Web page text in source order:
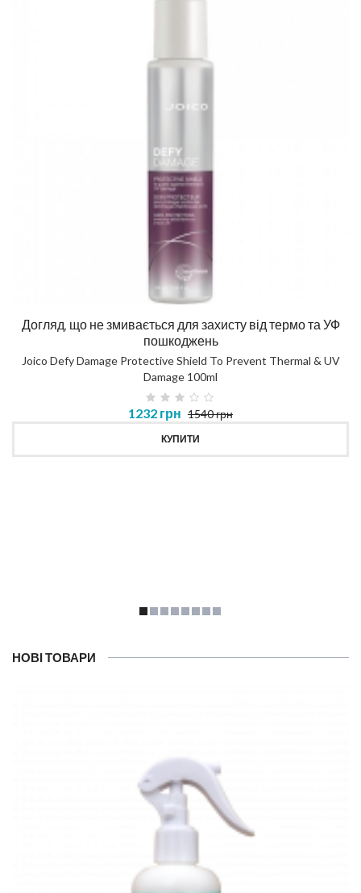
Догляд, що не змивається для захисту від термо та УФ
пошкоджень
Joico Defy Damage Protective Shield To Prevent Thermal & UV
Damage 100ml
1232 грн 1540 грн
КУПИТИ
НОВІ ТОВАРИ